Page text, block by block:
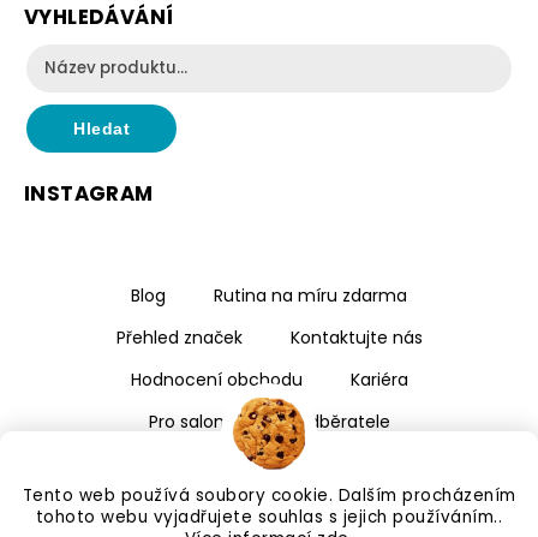
Tento web používá soubory cookie. Dalším procházením
tohoto webu vyjadřujete souhlas s jejich používáním..
VYHLEDÁVÁNÍ
Hledat
INSTAGRAM
Blog
Rutina na míru zdarma
Přehled značek
Kontaktujte nás
Hodnocení obchodu
Kariéra
Pro salony a velkoodběratele